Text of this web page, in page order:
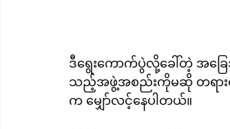
ဒီရွေးကောက်ပွဲလို့ခေါ်တဲ့ အခ
သည့်အဖွဲ့အစည်းကိုမဆို တရား
က မျှော်လင့်နေပါတယ်။